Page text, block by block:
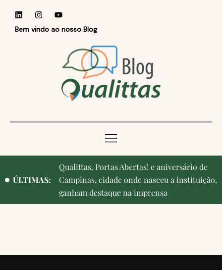
Bem vindo ao nosso Blog
ÚLTIMAS:
Qualittas, Portas Abertas! e aniversário de
Campinas, cidade onde nasceu a instituição,
ganham destaque na imprensa